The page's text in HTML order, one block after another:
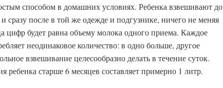
способом в домашних условиях. Ребенка взвешивают до
сразу после в той же одежде и подгузнике, ничего не меняя
цифр будет равна объему молока одного приема. Каждое
неодинаковое количество: в одно больше, другое
взвешивание целесообразно делать в течение суток.
ребенка старше 6 месяцев составляет примерно 1 литр.